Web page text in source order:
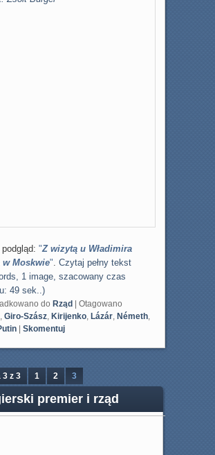
"Z wizytą u Władimira
w Moskwie". Czytaj pełny tekst
1 image, szacowany czas
49 sek..)
do Rząd
Otagowano
, Giro-Szász, Kirijenko, Lázár, Németh,
Skomentuj
3 z 3 1 2 3
premier i rząd